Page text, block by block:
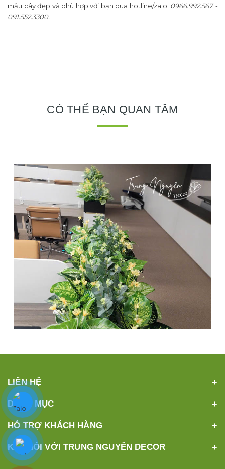
mẫu cây đẹp và phù hợp với bạn qua hotline/zalo: 0966.992.567 -
091.552.3300.
CÓ THỂ BẠN QUAN TÂM
CÂY GIẢ SANG ĐẸP CHO VĂN PHÒNG GIÁ RẺ
950.000 VNĐ
LIÊN HỆ
DANH MỤC
HỖ TRỢ KHÁCH HÀNG
KẾT NỐI VỚI TRUNG NGUYÊN DECOR